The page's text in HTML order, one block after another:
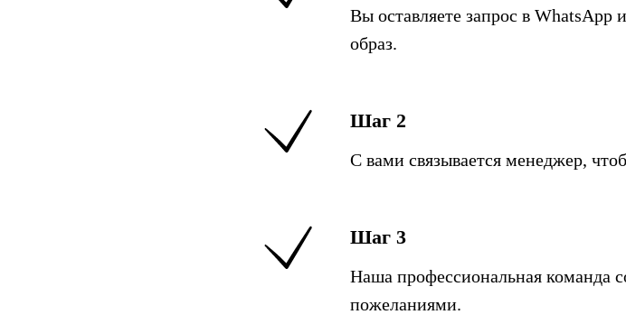
Вы оставляете запрос в
образ.
Шаг 2
С вами связывается менеджер,
Шаг 3
Наша профессиональная команда
пожеланиями.